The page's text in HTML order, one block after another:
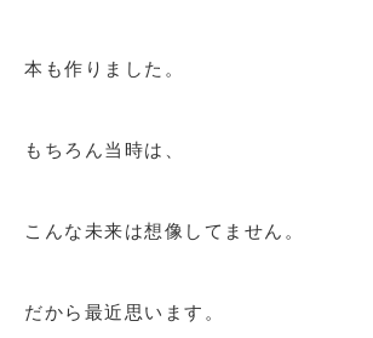
本も作りました。
もちろん当時は、
こんな未来は想像してません。
だから最近思います。